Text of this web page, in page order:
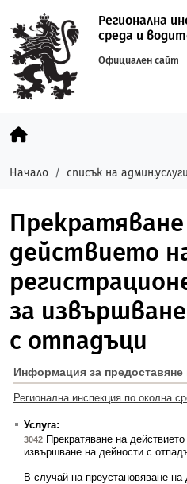
Регионална
среда и
Официален сайт
Начало списък на админ.услуги
действието
за
с отпадъци